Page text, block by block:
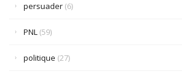
persuader (6)
PNL (59)
politique (27)